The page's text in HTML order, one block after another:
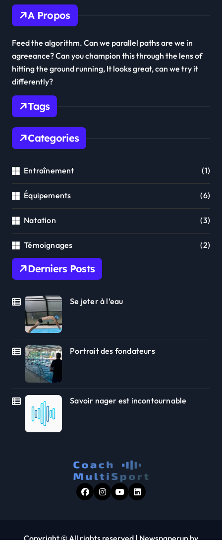
A Propos
Feed the algorithm. Can we parallel paths are we in
agreeance? Can you champion this through the lens of
hitting the ground running, It looks great, can we try it
differently?
Tags
Categories
Entraînement (1)
Équipements (6)
Natation (3)
Témoignages (2)
Derniers Posts
Se jeter à l’eau
Portrait des fondateurs
Savoir nager est incontournable
Copyright © All rights reserved|Newspaperupby